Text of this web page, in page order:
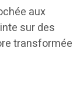
aux
sur des
transformée